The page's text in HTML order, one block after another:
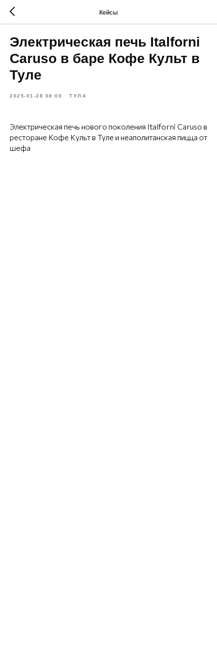
Кейсы
Электрическая печь Italforni
Caruso в баре Кофе Культ в
Туле
2025-01-28 08:00 ТУЛА
Электрическая печь нового поколения Italforni Caruso в
ресторане Кофе Культ в Туле и неаполитанская пицца от
шефа